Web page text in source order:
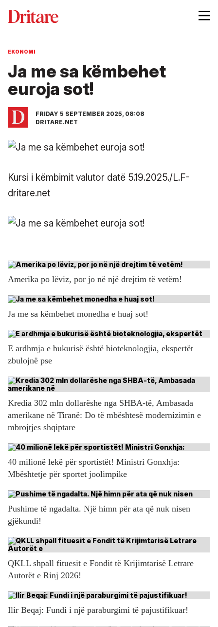
EKONOMI
Ja me sa këmbehet
euroja sot!
FRIDAY 5 SEPTEMBER 2025, 08:08
DRITARE.NET
Kursi i këmbimit valutor datë 5.19.2025./L.F-
dritare.net
Amerika po lëviz, por jo në një drejtim të vetëm!
Ja me sa këmbehet monedha e huaj sot!
E ardhmja e bukurisë është bioteknologjia, ekspertët
zbulojnë pse
Kredia 302 mln dollarëshe nga SHBA-të, Ambasada
amerikane në Tiranë: Do të mbështesë modernizimin e
mbrojtjes shqiptare
40 milionë lekë për sportistët! Ministri Gonxhja:
Mbështetje për sportet joolimpike
Pushime të ngadalta. Një himn për ata që nuk nisen
gjëkundi!
QKLL shpall fituesit e Fondit të Krijimtarisë Letrare
Autorët e Rinj 2026!
Ilir Beqaj: Fundi i një paraburgimi të pajustifikuar!